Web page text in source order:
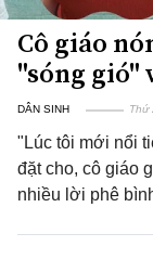
Cô giáo
"sóng gió"
DÂN SINH Thứ
"Lúc tôi mới nổi
đặt cho, cô giáo
nhiều lời phê